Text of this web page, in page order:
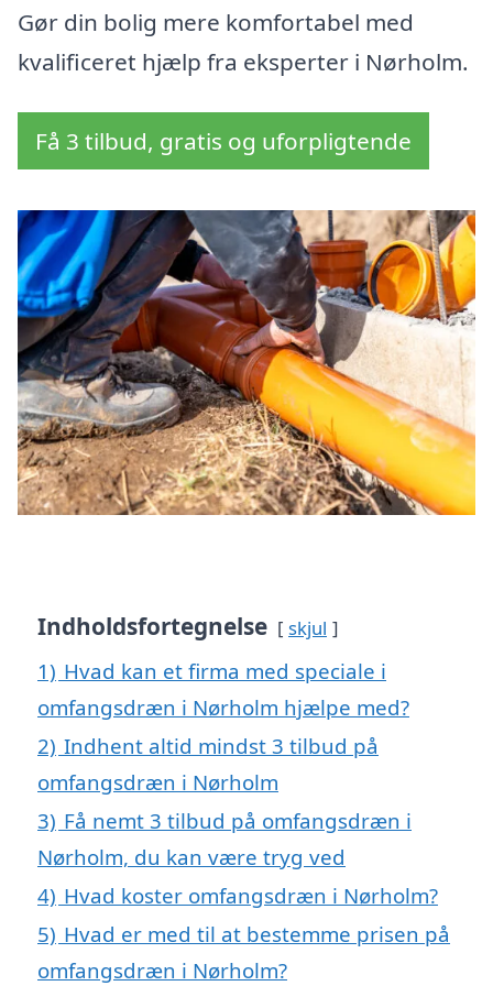
Gør din bolig mere komfortabel med
kvalificeret hjælp fra eksperter i Nørholm.
Få 3 tilbud, gratis og uforpligtende
Indholdsfortegnelse skjul
1) Hvad kan et firma med speciale i
omfangsdræn i Nørholm hjælpe med?
2) Indhent altid mindst 3 tilbud på
omfangsdræn i Nørholm
3) Få nemt 3 tilbud på omfangsdræn i
Nørholm, du kan være tryg ved
4) Hvad koster omfangsdræn i Nørholm?
5) Hvad er med til at bestemme prisen på
omfangsdræn i Nørholm?